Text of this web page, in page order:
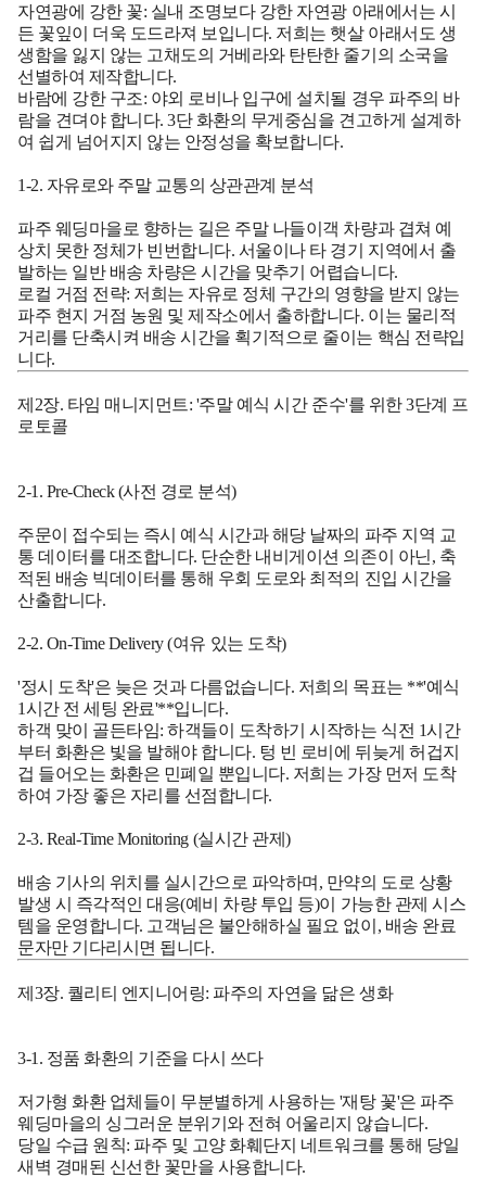
자연광에 강한 꽃: 실내 조명보다 강한 자연광 아래에서는 시
든 꽃잎이 더욱 도드라져 보입니다. 저희는 햇살 아래서도 생
생함을 잃지 않는 고채도의 거베라와 탄탄한 줄기의 소국을
선별하여 제작합니다.
바람에 강한 구조: 야외 로비나 입구에 설치될 경우 파주의 바
람을 견뎌야 합니다. 3단 화환의 무게중심을 견고하게 설계하
여 쉽게 넘어지지 않는 안정성을 확보합니다.
1-2. 자유로와 주말 교통의 상관관계 분석
파주 웨딩마을로 향하는 길은 주말 나들이객 차량과 겹쳐 예
상치 못한 정체가 빈번합니다. 서울이나 타 경기 지역에서 출
발하는 일반 배송 차량은 시간을 맞추기 어렵습니다.
로컬 거점 전략: 저희는 자유로 정체 구간의 영향을 받지 않는
파주 현지 거점 농원 및 제작소에서 출하합니다. 이는 물리적
거리를 단축시켜 배송 시간을 획기적으로 줄이는 핵심 전략입
니다.
제2장. 타임 매니지먼트: '주말 예식 시간 준수'를 위한 3단계 프
로토콜
2-1. Pre-Check (사전 경로 분석)
주문이 접수되는 즉시 예식 시간과 해당 날짜의 파주 지역 교
통 데이터를 대조합니다. 단순한 내비게이션 의존이 아닌, 축
적된 배송 빅데이터를 통해 우회 도로와 최적의 진입 시간을
산출합니다.
2-2. On-Time Delivery (여유 있는 도착)
'정시 도착'은 늦은 것과 다름없습니다. 저희의 목표는 **'예식
1시간 전 세팅 완료'**입니다.
하객 맞이 골든타임:하객들이 도착하기 시작하는 식전 1시간
부터 화환은 빛을 발해야 합니다. 텅 빈 로비에 뒤늦게 허겁지
겁 들어오는 화환은 민폐일 뿐입니다. 저희는 가장 먼저 도착
하여 가장 좋은 자리를 선점합니다.
2-3. Real-Time Monitoring (실시간 관제)
배송 기사의 위치를 실시간으로 파악하며, 만약의 도로 상황
발생 시 즉각적인 대응(예비 차량 투입 등)이 가능한 관제 시스
템을 운영합니다. 고객님은 불안해하실 필요 없이, 배송 완료
문자만 기다리시면 됩니다.
제3장. 퀄리티 엔지니어링: 파주의 자연을 닮은 생화
3-1. 정품 화환의 기준을 다시 쓰다
저가형 화환 업체들이 무분별하게 사용하는 '재탕 꽃'은 파주
웨딩마을의 싱그러운 분위기와 전혀 어울리지 않습니다.
당일 수급 원칙: 파주 및 고양 화훼단지 네트워크를 통해 당일
새벽 경매된 신선한 꽃만을 사용합니다.